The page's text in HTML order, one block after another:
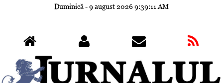
Duminică - 9 august 20269:39:14 AM